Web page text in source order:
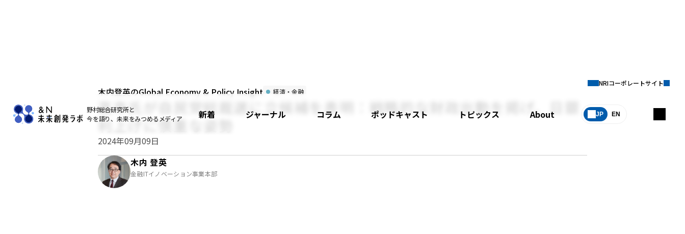
野村総合研究所と
今を語り、未来をみつめるメディア
新着 ジャーナル コラム ポッドキャスト トピックス About JP EN
NRIコーポレートサイト
木内登英のGlobal Economy & Policy Insight 経済・金融
高市氏が自民党総裁選に立候補を表明：戦略的な財政出動を掲げ、日銀
利上げに慎重な姿勢
2024年09月09日
木内 登英
金融ITイノベーション事業本部